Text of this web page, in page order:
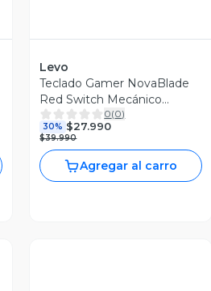
Levo
Teclado Gamer NovaBlade
Red Switch Mecánico
Español RGB LEVO
0(0)
30% $27.990
$39.990
Agregar al carro